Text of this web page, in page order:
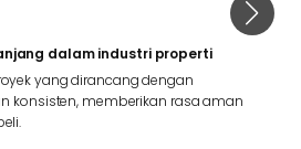
dalam industri properti
yang dirancang dengan
konsisten, memberikan rasa aman